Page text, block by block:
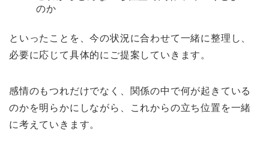
のか
といったことを、今の状況に合わせて一緒に整理し、
必要に応じて具体的にご提案していきます。
感情のもつれだけでなく、関係の中で何が起きている
のかを明らかにしながら、これからの立ち位置を一緒
に考えていきます。